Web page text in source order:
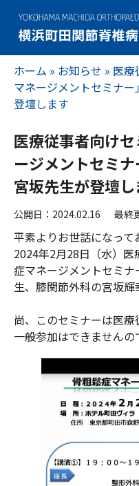
ホーム » お知らせ » 医療
マネージメントセミナ
登壇します
医療従事者向け
ージメントセミナ
宮坂先生が登壇し
公開日：2024.02.16 最終
平素よりお世話になって
2024年2月28日（水）
症マネージメントセミ
生、膝関節外科の宮坂輝
尚、このセミナーは医療
一般参加はできませんの